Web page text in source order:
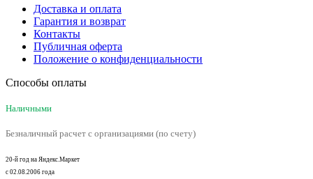
Доставка и оплата
Гарантия и возврат
Контакты
Публичная оферта
Положение о конфиденциальности
Способы оплаты
Наличными
Безналичный расчет с организациями (по счету)
20-й год на Яндекс.Маркет
с 02.08.2006 года